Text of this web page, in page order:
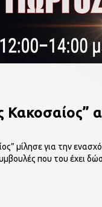
Κακοσαίος”
μίλησε για την
που του έχει